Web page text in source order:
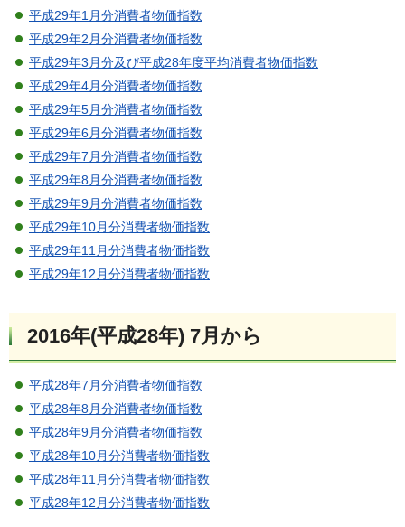
平成29年1月分消費者物価指数
平成29年2月分消費者物価指数
平成29年3月分及び平成28年度平均消費者物価指数
平成29年4月分消費者物価指数
平成29年5月分消費者物価指数
平成29年6月分消費者物価指数
平成29年7月分消費者物価指数
平成29年8月分消費者物価指数
平成29年9月分消費者物価指数
平成29年10月分消費者物価指数
平成29年11月分消費者物価指数
平成29年12月分消費者物価指数
2016年(平成28年) 7月から
平成28年7月分消費者物価指数
平成28年8月分消費者物価指数
平成28年9月分消費者物価指数
平成28年10月分消費者物価指数
平成28年11月分消費者物価指数
平成28年12月分消費者物価指数